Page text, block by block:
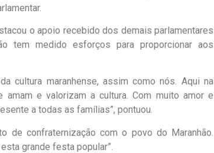
o apoio recebido dos demais parlamentares
tem medido esforços para proporcionar aos
cultura maranhense, assim como nós. Aqui na
e valorizam a cultura. Com muito amor e
a todas as famílias”, pontuou.
de confraternização com o povo do Maranhão.
grande festa popular”.